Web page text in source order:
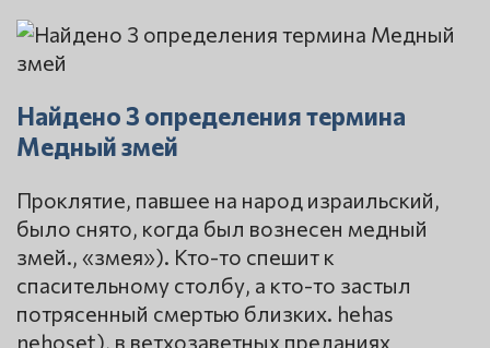
Найдено 3 определения термина
Медный змей
Проклятие, павшее на народ израильский,
было снято, когда был вознесен медный
змей., «змея»). Кто-то спешит к
спасительному столбу, а кто-то застыл
потрясенный смертью близких. hеhas
nеhoset), в ветхозаветных преданиях